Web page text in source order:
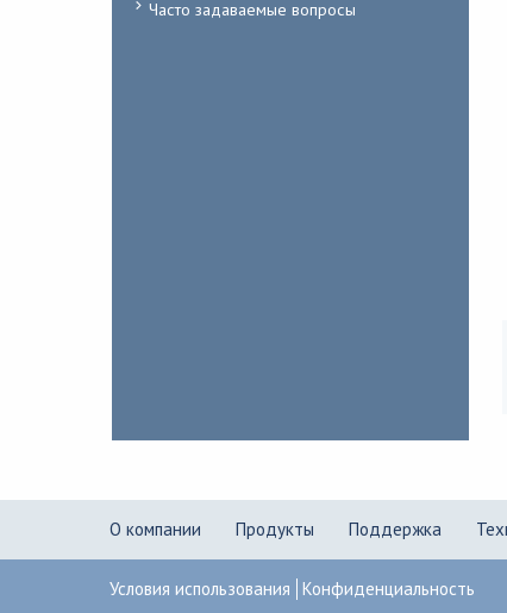
Часто задаваемые вопросы
О компании Продукты Поддержка
Условия использования Конфиденциальность